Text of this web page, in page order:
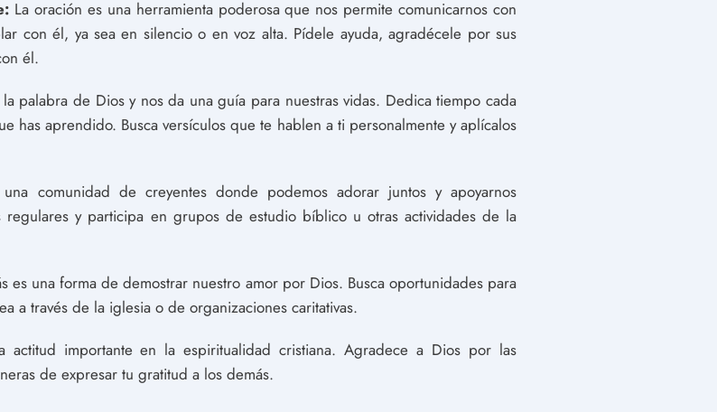
La oración es una herramienta poderosa que nos permite comunicarnos con
con él, ya sea en silencio o en voz alta. Pídele ayuda, agradécele por sus
él.
la palabra de Dios y nos da una guía para nuestras vidas. Dedica tiempo cada
has aprendido. Busca versículos que te hablen a ti personalmente y aplícalos
comunidad de creyentes donde podemos adorar juntos y apoyarnos
regulares y participa en grupos de estudio bíblico u otras actividades de la
es una forma de demostrar nuestro amor por Dios. Busca oportunidades para
a través de la iglesia o de organizaciones caritativas.
importante en la espiritualidad cristiana. Agradece a Dios por las
de expresar tu gratitud a los demás.